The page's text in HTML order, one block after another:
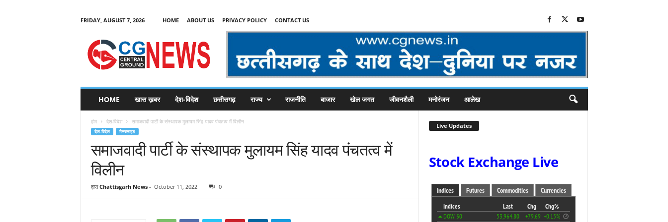
FRIDAY, AUGUST 7, 2026 HOME ABOUT US PRIVACY POLICY CONTACT US
C
HOME खास ख़बर देश-विदेश छत्तीसगढ़ राज्य राजनीति बाजार खेल जगत जीवनशैली मनोरंजन आलेख
होम देश-विदेश समाजवादी पार्टी के संस्थापक मुलायम सिंह यादव पंचतत्व में विलीन
देश-विदेश मेनस्लाइड
समाजवादी पार्टी के संस्थापक मुलायम सिंह यादव पंचतत्व में
विलीन
द्वारा Chattisgarh News- October 11, 2022 0
Live Updates
Stock Exchange Live